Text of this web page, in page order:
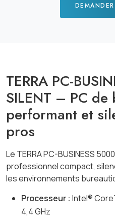
TERRA PC-
SILENT – PC de
performant et
pros
Le TERRA PC-BUSINESS
professionnel compact,
les environnements
Processeur : Intel®
4,4 GHz